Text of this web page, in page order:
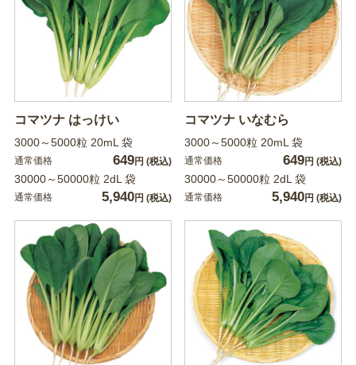
コマツナ はっけい
3000～5000粒 20mL 袋
通常価格 649円 (税込)
30000～50000粒 2dL 袋
通常価格 5,940円 (税込)
コマツナ いなむら
3000～5000粒 20mL 袋
通常価格 649円 (税込)
30000～50000粒 2dL 袋
通常価格 5,940円 (税込)